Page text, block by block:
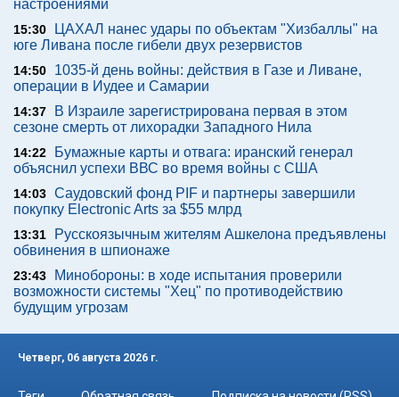
настроениями
15:30
ЦАХАЛ нанес удары по объектам "Хизбаллы" на
юге Ливана после гибели двух резервистов
14:50
1035-й день войны: действия в Газе и Ливане,
операции в Иудее и Самарии
14:37
В Израиле зарегистрирована первая в этом
сезоне смерть от лихорадки Западного Нила
14:22
Бумажные карты и отвага: иранский генерал
объяснил успехи ВВС во время войны с США
14:03 Саудовский фонд PIF и партнеры завершили
покупку Electronic Arts за $55 млрд
13:31
Русскоязычным жителям Ашкелона предъявлены
обвинения в шпионаже
23:43
Минобороны: в ходе испытания проверили
возможности системы "Хец" по противодействию
будущим угрозам
Четверг, 06 августа 2026 г.